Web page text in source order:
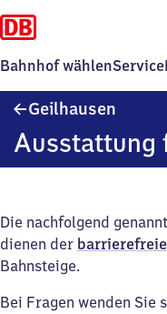
Bahnhof wählenService
Geilhausen
Ausstattung
Die nachfolgend
dienen der
Bahnsteige.
Bei Fragen wenden Sie